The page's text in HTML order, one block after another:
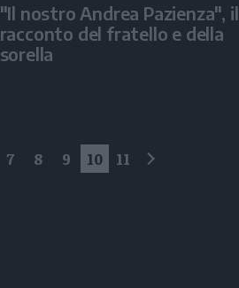
"Il nostro Andrea Pazienza", il
racconto del fratello e della
sorella
7 8 9 10 11